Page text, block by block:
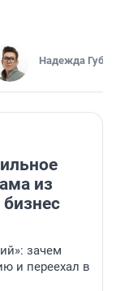
Надежда
из
зачем
и переехал в